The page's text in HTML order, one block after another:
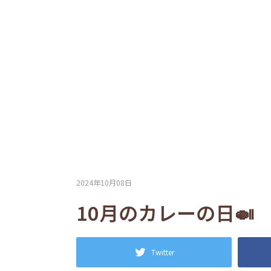
2024年10月08日
10月のカレーの日🍛
Twitter